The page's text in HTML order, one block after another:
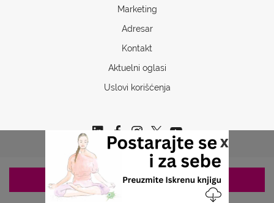
x
Marketing
Adresar
Kontakt
Aktuelni oglasi
Uslovi korišćenja
Copyrights © 2026 Sva prava www.stetoskop.info
ZAKAZIVANJE 063/687-460